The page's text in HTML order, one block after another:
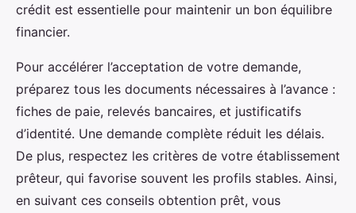
crédit est essentielle pour maintenir un bon équilibre
financier.
Pour accélérer l’acceptation de votre demande,
préparez tous les documents nécessaires à l’avance :
fiches de paie, relevés bancaires, et justificatifs
d’identité. Une demande complète réduit les délais.
De plus, respectez les critères de votre établissement
prêteur, qui favorise souvent les profils stables. Ainsi,
en suivant ces conseils obtention prêt, vous